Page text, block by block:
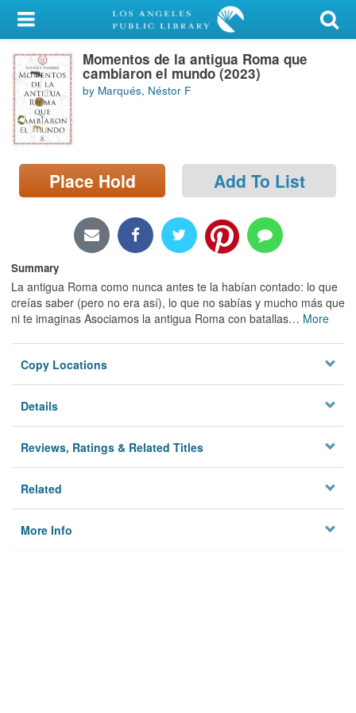
My Account
Library Card
Sign In
Search
Locations/Hours (external
page)
Momentos de la antigua Roma que
cambiaron el mundo (2023)
by Marqués, Néstor F
Place Hold Add To List
Summary
La antigua Roma como nunca antes te la habían contado: lo que
creías saber (pero no era así), lo que no sabías y mucho más que
ni te imaginas Asociamos la antigua Roma con batallas… More
Copy Locations
Details
Reviews, Ratings & Related Titles
Related
More Info